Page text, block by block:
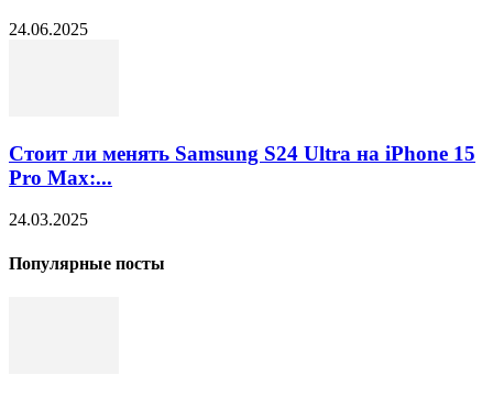
24.06.2025
Стоит ли менять Samsung S24 Ultra на iPhone 15
Pro Max:...
24.03.2025
Популярные посты